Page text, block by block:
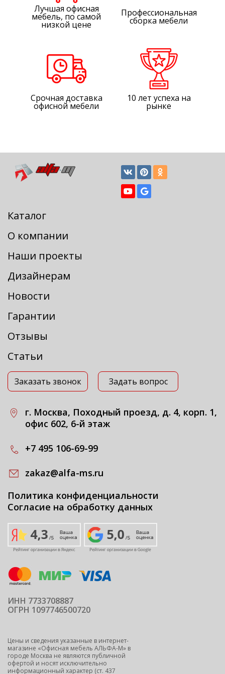
Лучшая офисная
мебель, по самой
низкой цене
Профессиональная
сборка мебели
Срочная доставка
офисной мебели
10 лет успеха на
рынке
Каталог
О компании
Наши проекты
Дизайнерам
Новости
Гарантии
Отзывы
Статьи
Заказать звонок Задать вопрос
г. Москва, Походный проезд, д. 4, корп. 1,
офис 602, 6-й этаж
+7 495 106-69-99
zakaz@alfa-ms.ru
Политика конфиденциальности
Согласие на обработку данных
ИНН 7733708887
ОГРН 1097746500720
Цены и сведения указанные в интернет-
магазине «Офисная мебель АЛЬФА-М» в
городе Москва не являются публичной
офертой и носят исключительно
информационный характер (ст. 437